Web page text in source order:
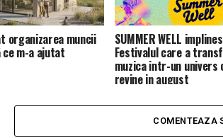
organizarea muncii
ce m-a ajutat
SUMMER WELL
Festivalul care a
muzica intr-un
revine in august
COMENTEAZA